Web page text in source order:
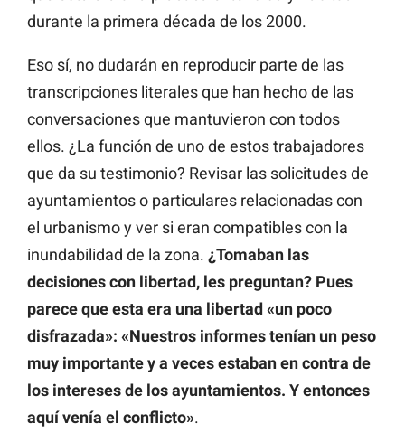
durante la primera década de los 2000.
Eso sí, no dudarán en reproducir parte de las
transcripciones literales que han hecho de las
conversaciones que mantuvieron con todos
ellos. ¿La función de uno de estos trabajadores
que da su testimonio? Revisar las solicitudes de
ayuntamientos o particulares relacionadas con
el urbanismo y ver si eran compatibles con la
inundabilidad de la zona. ¿Tomaban las
decisiones con libertad, les preguntan? Pues
parece que esta era una libertad «un poco
disfrazada»: «Nuestros informes tenían un peso
muy importante y a veces estaban en contra de
los intereses de los ayuntamientos. Y entonces
aquí venía el conflicto».